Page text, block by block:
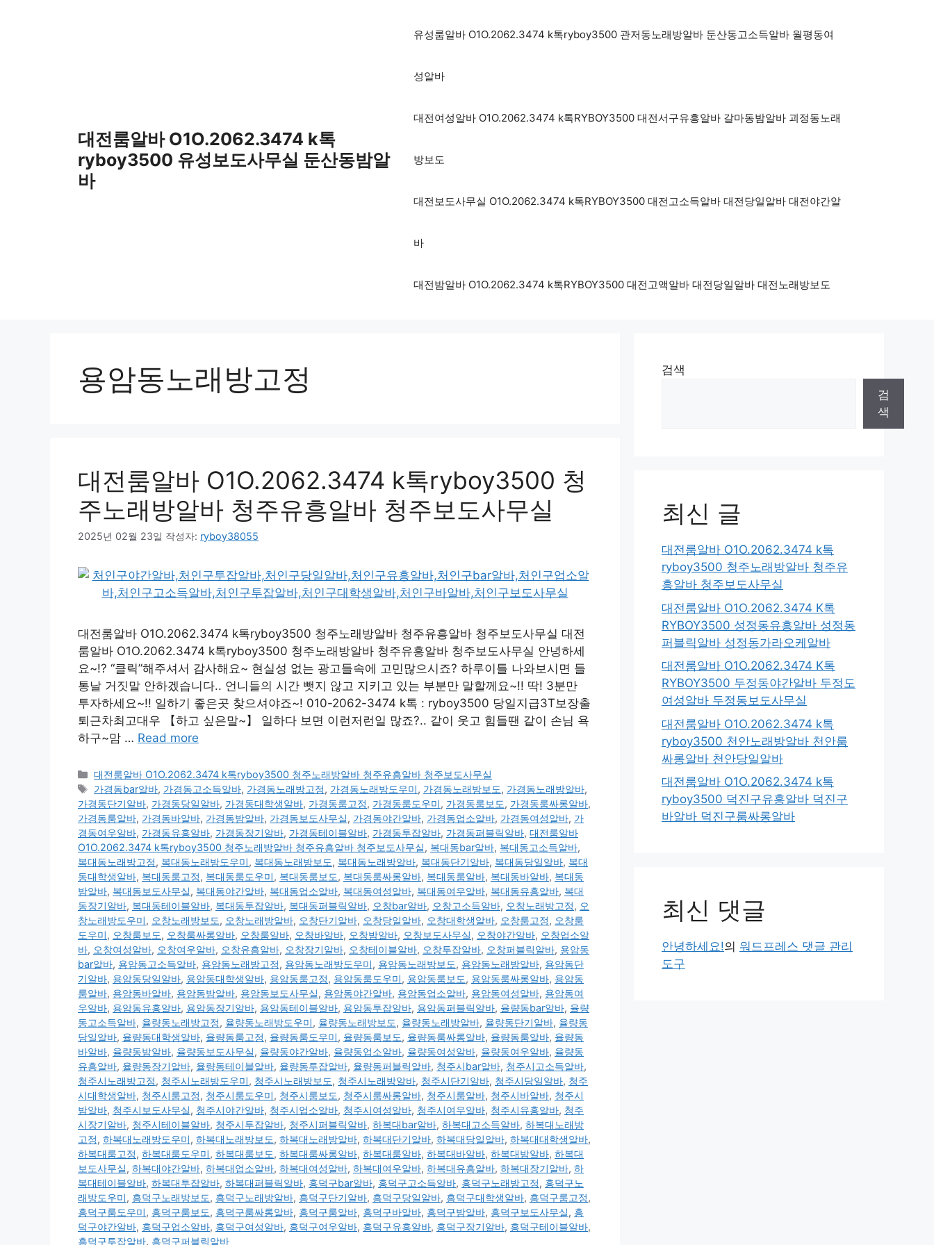
대전룸알바 O1O.2062.3474 k톡
ryboy3500 유성보도사무실 둔산동밤알
바
유성룸알바 O1O.2062.3474 k톡ryboy3500 관저동노래방알바 둔산동고소득알바 월평동여
성알바
대전여성알바 O1O.2062.3474 k톡RYBOY3500 대전서구유흥알바 갈마동밤알바 괴정동노래
방보도
대전보도사무실 O1O.2062.3474 k톡RYBOY3500 대전고소득알바 대전당일알바 대전야간알
바
대전밤알바 O1O.2062.3474 k톡RYBOY3500 대전고액알바 대전당일알바 대전노래방보도
용암동노래방고정
대전룸알바 O1O.2062.3474 k톡ryboy3500 청
주노래방알바 청주유흥알바 청주보도사무실
2025년 02월 23일 작성자: ryboy38055
대전룸알바 O1O.2062.3474 k톡ryboy3500 청주노래방알바 청주유흥알바 청주보도사무실 대전
룸알바 O1O.2062.3474 k톡ryboy3500 청주노래방알바 청주유흥알바 청주보도사무실 안녕하세
요~!? “클릭”해주셔서 감사해요~ 현실성 없는 광고들속에 고민많으시죠? 하루이틀 나와보시면 들
통날 거짓말 안하겠습니다.. 언니들의 시간 뺏지 않고 지키고 있는 부분만 말할께요~!! 딱! 3분만
투자하세요~!! 일하기 좋은곳 찾으셔야죠~! 010-2062-3474 k톡 : ryboy3500 당일지급3T보장출
퇴근차최고대우 【하고 싶은말~】 일하다 보면 이런저런일 많죠?.. 같이 웃고 힘들땐 같이 손님 욕
하구~맘 … Read more
카
테
고
리
대전룸알바 O1O.2062.3474 k톡ryboy3500 청주노래방알바 청주유흥알바 청주보도사무실
태
그
가경동bar알바, 가경동고소득알바, 가경동노래방고정, 가경동노래방도우미, 가경동노래방보도, 가경동노래방알바,
가경동단기알바, 가경동당일알바, 가경동대학생알바, 가경동룸고정, 가경동룸도우미, 가경동룸보도, 가경동룸싸롱알바,
가경동룸알바, 가경동바알바, 가경동밤알바, 가경동보도사무실, 가경동야간알바, 가경동업소알바, 가경동여성알바, 가
경동여우알바, 가경동유흥알바, 가경동장기알바, 가경동테이블알바, 가경동투잡알바, 가경동퍼블릭알바, 대전룸알바
O1O.2062.3474 k톡ryboy3500 청주노래방알바 청주유흥알바 청주보도사무실, 복대동bar알바, 복대동고소득알바,
복대동노래방고정, 복대동노래방도우미, 복대동노래방보도, 복대동노래방알바, 복대동단기알바, 복대동당일알바, 복대
동대학생알바, 복대동룸고정, 복대동룸도우미, 복대동룸보도, 복대동룸싸롱알바, 복대동룸알바, 복대동바알바, 복대동
밤알바, 복대동보도사무실, 복대동야간알바, 복대동업소알바, 복대동여성알바, 복대동여우알바, 복대동유흥알바, 복대
동장기알바, 복대동테이블알바, 복대동투잡알바, 복대동퍼블릭알바, 오창bar알바, 오창고소득알바, 오창노래방고정, 오
창노래방도우미, 오창노래방보도, 오창노래방알바, 오창단기알바, 오창당일알바, 오창대학생알바, 오창룸고정, 오창룸
도우미, 오창룸보도, 오창룸싸롱알바, 오창룸알바, 오창바알바, 오창밤알바, 오창보도사무실, 오창야간알바, 오창업소알
바, 오창여성알바, 오창여우알바, 오창유흥알바, 오창장기알바, 오창테이블알바, 오창투잡알바, 오창퍼블릭알바, 용암동
bar알바, 용암동고소득알바, 용암동노래방고정, 용암동노래방도우미, 용암동노래방보도, 용암동노래방알바, 용암동단
기알바, 용암동당일알바, 용암동대학생알바, 용암동룸고정, 용암동룸도우미, 용암동룸보도, 용암동룸싸롱알바, 용암동
룸알바, 용암동바알바, 용암동밤알바, 용암동보도사무실, 용암동야간알바, 용암동업소알바, 용암동여성알바, 용암동여
우알바, 용암동유흥알바, 용암동장기알바, 용암동테이블알바, 용암동투잡알바, 용암동퍼블릭알바, 율량동bar알바, 율량
동고소득알바, 율량동노래방고정, 율량동노래방도우미, 율량동노래방보도, 율량동노래방알바, 율량동단기알바, 율량동
당일알바, 율량동대학생알바, 율량동룸고정, 율량동룸도우미, 율량동룸보도, 율량동룸싸롱알바, 율량동룸알바, 율량동
바알바, 율량동밤알바, 율량동보도사무실, 율량동야간알바, 율량동업소알바, 율량동여성알바, 율량동여우알바, 율량동
유흥알바, 율량동장기알바, 율량동테이블알바, 율량동투잡알바, 율량동퍼블릭알바, 청주시bar알바, 청주시고소득알바,
청주시노래방고정, 청주시노래방도우미, 청주시노래방보도, 청주시노래방알바, 청주시단기알바, 청주시당일알바, 청주
시대학생알바, 청주시룸고정, 청주시룸도우미, 청주시룸보도, 청주시룸싸롱알바, 청주시룸알바, 청주시바알바, 청주시
밤알바, 청주시보도사무실, 청주시야간알바, 청주시업소알바, 청주시여성알바, 청주시여우알바, 청주시유흥알바, 청주
시장기알바, 청주시테이블알바, 청주시투잡알바, 청주시퍼블릭알바, 하복대bar알바, 하복대고소득알바, 하복대노래방
고정, 하복대노래방도우미, 하복대노래방보도, 하복대노래방알바, 하복대단기알바, 하복대당일알바, 하복대대학생알바,
하복대룸고정, 하복대룸도우미, 하복대룸보도, 하복대룸싸롱알바, 하복대룸알바, 하복대바알바, 하복대밤알바, 하복대
보도사무실, 하복대야간알바, 하복대업소알바, 하복대여성알바, 하복대여우알바, 하복대유흥알바, 하복대장기알바, 하
복대테이블알바, 하복대투잡알바, 하복대퍼블릭알바, 흥덕구bar알바, 흥덕구고소득알바, 흥덕구노래방고정, 흥덕구노
래방도우미, 흥덕구노래방보도, 흥덕구노래방알바, 흥덕구단기알바, 흥덕구당일알바, 흥덕구대학생알바, 흥덕구룸고정,
흥덕구룸도우미, 흥덕구룸보도, 흥덕구룸싸롱알바, 흥덕구룸알바, 흥덕구바알바, 흥덕구밤알바, 흥덕구보도사무실, 흥
덕구야간알바, 흥덕구업소알바, 흥덕구여성알바, 흥덕구여우알바, 흥덕구유흥알바, 흥덕구장기알바, 흥덕구테이블알바,
흥덕구투잡알바, 흥덕구퍼블릭알바
검색
검
색
최신 글
대전룸알바 O1O.2062.3474 k톡
ryboy3500 청주노래방알바 청주유
흥알바 청주보도사무실
대전룸알바 O1O.2062.3474 K톡
RYBOY3500 성정동유흥알바 성정동
퍼블릭알바 성정동가라오케알바
대전룸알바 O1O.2062.3474 K톡
RYBOY3500 두정동야간알바 두정도
여성알바 두정동보도사무실
대전룸알바 O1O.2062.3474 k톡
ryboy3500 천안노래방알바 천안룸
싸롱알바 천안당일알바
대전룸알바 O1O.2062.3474 k톡
ryboy3500 덕진구유흥알바 덕진구
바알바 덕진구룸싸롱알바
최신 댓글
안녕하세요!의 워드프레스 댓글 관리
도구